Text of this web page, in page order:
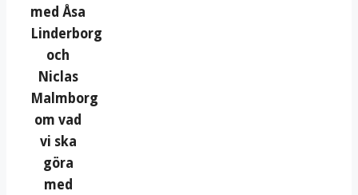
med Åsa
Linderborg
och
Niclas
Malmborg
om vad
vi ska
göra
med